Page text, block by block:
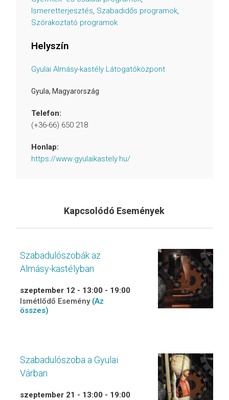
Ismeretterjesztés, Szabadidős programok,
Szórakoztató programok
Helyszín
Gyulai Almásy-kastély Látogatóközpont
Gyula, Magyarország
Telefon:
(+36-66) 650 218
Honlap:
https://www.gyulaikastely.hu/
Kapcsolódó Események
Szabadulószobák az
Almásy-kastélyban
szeptember 12 - 13:00 - 19:00
Ismétlődő Esemény (Az
összes)
Szabadulószoba a Gyulai
Várban
szeptember 21 - 13:00 - 19:00